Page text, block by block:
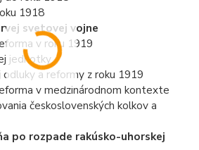
1918
svetovej vojne
v roku 1919
jednotky
a reformy z roku 1919
v medzinárodnom kontexte
československých kolkov a
po rozpade rakúsko-uhorskej